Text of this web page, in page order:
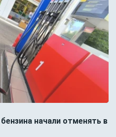
начали отменять в